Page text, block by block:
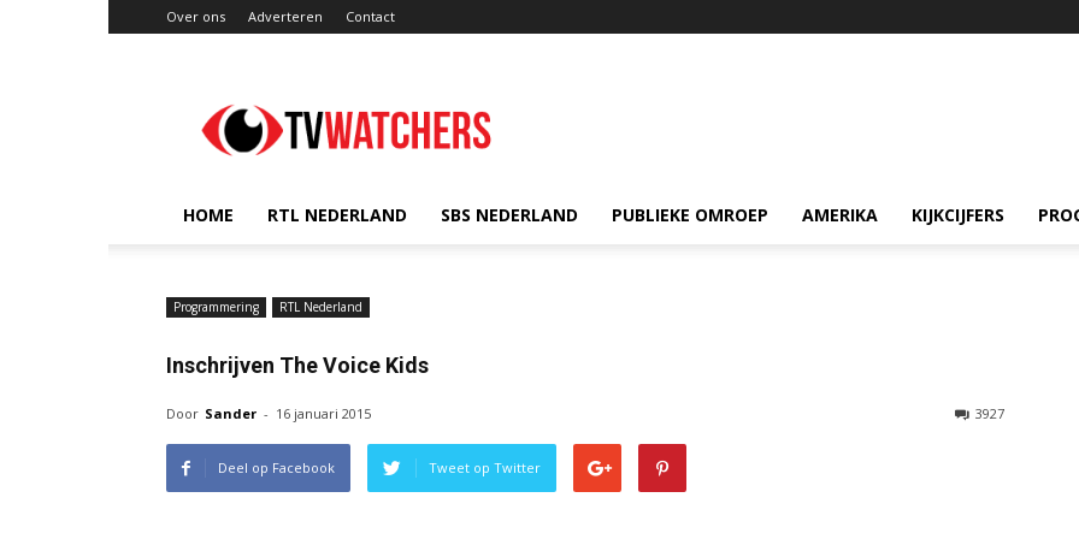
Over ons Adverteren Contact
HOME RTL NEDERLAND SBS NEDERLAND PUBLIEKE OMROEP AMERIKA KIJKCIJFERS
Programmering RTL Nederland
Inschrijven The Voice Kids
Door Sander - 16 januari 2015 3927
Deel op Facebook Tweet op Twitter